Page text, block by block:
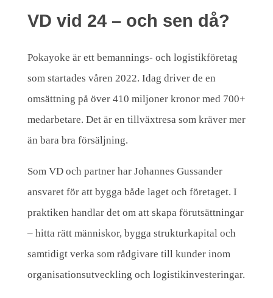
t
u
r
i
s
n
a
b
VD vid 24 – och sen då?
Pokayoke är ett bemannings- och logistikföretag
som startades våren 2022. Idag driver de en
omsättning på över 410 miljoner kronor med 700+
medarbetare. Det är en tillväxtresa som kräver mer
än bara bra försäljning.
Som VD och partner har Johannes Gussander
ansvaret för att bygga både laget och företaget. I
praktiken handlar det om att skapa förutsättningar
– hitta rätt människor, bygga strukturkapital och
samtidigt verka som rådgivare till kunder inom
organisationsutveckling och logistikinvesteringar.